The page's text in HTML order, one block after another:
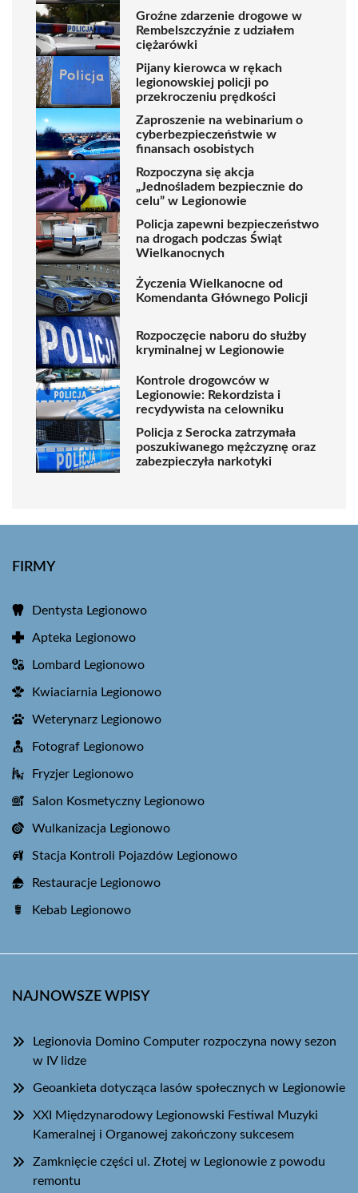
Groźne zdarzenie drogowe w
Rembelszczyźnie z udziałem
ciężarówki
Pijany kierowca w rękach
legionowskiej policji po
przekroczeniu prędkości
Zaproszenie na webinarium o
cyberbezpieczeństwie w
finansach osobistych
Rozpoczyna się akcja
„Jednośladem bezpiecznie do
celu” w Legionowie
Policja zapewni bezpieczeństwo
na drogach podczas Świąt
Wielkanocnych
Życzenia Wielkanocne od
Komendanta Głównego Policji
Rozpoczęcie naboru do służby
kryminalnej w Legionowie
Kontrole drogowców w
Legionowie: Rekordzista i
recydywista na celowniku
Policja z Serocka zatrzymała
poszukiwanego mężczyznę oraz
zabezpieczyła narkotyki
FIRMY
Dentysta Legionowo
Apteka Legionowo
Lombard Legionowo
Kwiaciarnia Legionowo
Weterynarz Legionowo
Fotograf Legionowo
Fryzjer Legionowo
Salon Kosmetyczny Legionowo
Wulkanizacja Legionowo
Stacja Kontroli Pojazdów Legionowo
Restauracje Legionowo
Kebab Legionowo
NAJNOWSZE WPISY
Legionovia Domino Computer rozpoczyna nowy sezon
w IV lidze
Geoankieta dotycząca lasów społecznych w Legionowie
XXI Międzynarodowy Legionowski Festiwal Muzyki
Kameralnej i Organowej zakończony sukcesem
Zamknięcie części ul. Złotej w Legionowie z powodu
remontu